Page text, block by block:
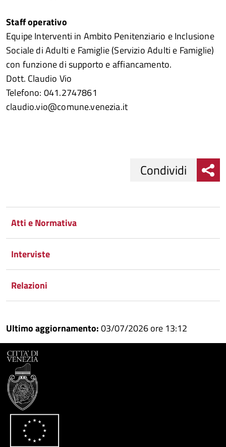
Staff operativo
Equipe Interventi in Ambito Penitenziario e Inclusione
Sociale di Adulti e Famiglie (Servizio Adulti e Famiglie)
con funzione di supporto e affiancamento.
Dott. Claudio Vio
Telefono: 041.2747861
claudio.vio@comune.venezia.it
Facebook
su
Twitter
Condividi
su
Condividi
Condividi
Atti e Normativa
Interviste
Relazioni
Ultimo aggiornamento:03/07/2026 ore 13:12